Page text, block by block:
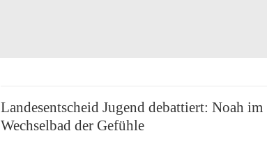
Landesentscheid Jugend debattiert: Noah im
Wechselbad der Gefühle